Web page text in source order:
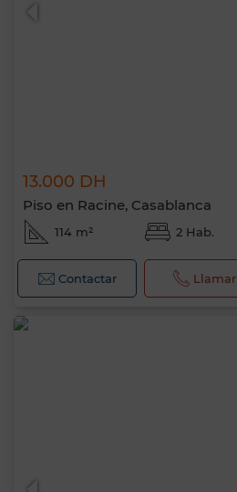
13.000 DH
Piso en Racine, Casablanca
114 m² 2 Hab.
Contactar Llamar